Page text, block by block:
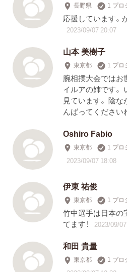
長野県 1 プロ
応援しています。
2023/09/07 20:07
山本 美樹子
東京都 1 プロ
腕相撲大会ではお
イルアの姉です。
見ています。 陰
んばってください
Oshiro Fabio
東京都 1 プロ
2023/09/07 18:08
伊東 祐俊
東京都 1 プロ
竹中選手は日本の
てます！
2023/09/
和田 貴量
東京都 1 プロ